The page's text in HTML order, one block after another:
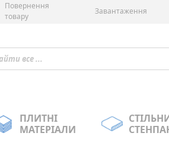
Повернення
товару
Завантаження
ПЛИТНІ
МАТЕРІАЛИ